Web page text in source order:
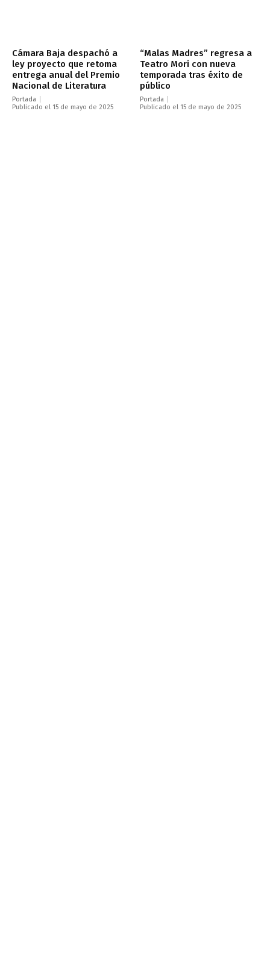
Cámara Baja despachó a
ley proyecto que retoma
entrega anual del Premio
Nacional de Literatura
Portada
Publicado el 15 de mayo de 2025
“Malas Madres” regresa a
Teatro Mori con nueva
temporada tras éxito de
público
Portada
Publicado el 15 de mayo de 2025